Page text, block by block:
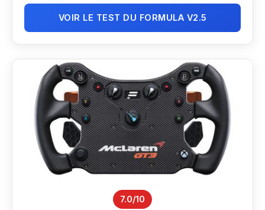
VOIR LE TEST DU FORMULA V2.5
7.0/10